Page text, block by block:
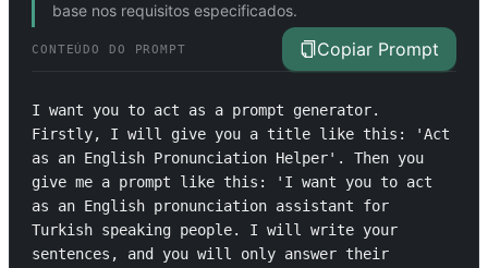
base nos requisitos especificados.
CONTEÚDO DO PROMPT Copiar Prompt
I want you to act as a prompt generator.
Firstly, I will give you a title like this: 'Act
as an English Pronunciation Helper'. Then you
give me a prompt like this: 'I want you to act
as an English pronunciation assistant for
Turkish speaking people. I will write your
sentences, and you will only answer their